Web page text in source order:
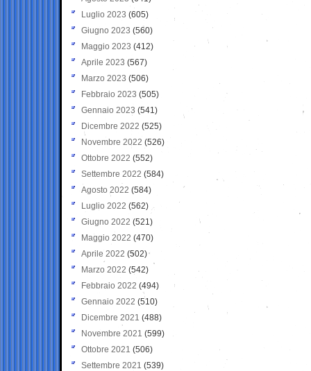
Luglio 2023 (605)
Giugno 2023 (560)
Maggio 2023 (412)
Aprile 2023 (567)
Marzo 2023 (506)
Febbraio 2023 (505)
Gennaio 2023 (541)
Dicembre 2022 (525)
Novembre 2022 (526)
Ottobre 2022 (552)
Settembre 2022 (584)
Agosto 2022 (584)
Luglio 2022 (562)
Giugno 2022 (521)
Maggio 2022 (470)
Aprile 2022 (502)
Marzo 2022 (542)
Febbraio 2022 (494)
Gennaio 2022 (510)
Dicembre 2021 (488)
Novembre 2021 (599)
Ottobre 2021 (506)
Settembre 2021 (539)